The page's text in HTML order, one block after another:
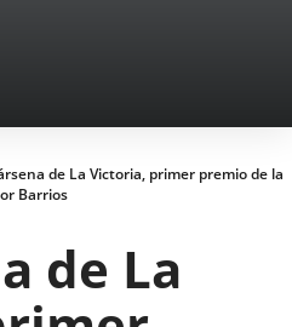
de La Victoria, primer premio de la
Barrios
de La